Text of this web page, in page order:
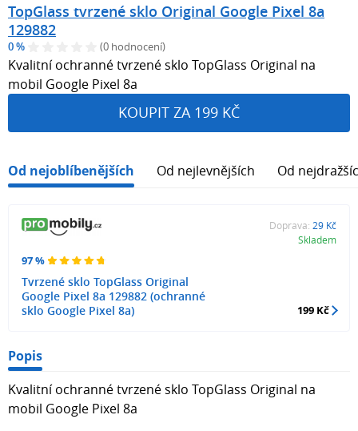
TopGlass tvrzené sklo Original Google Pixel 8a
129882
0 % (0 hodnocení)
Kvalitní ochranné tvrzené sklo TopGlass Original na
mobil Google Pixel 8a
KOUPIT ZA 199 KČ
Od nejoblíbenějších Od nejlevnějších Od
97 %
Tvrzené sklo TopGlass Original
Google Pixel 8a 129882 (ochranné
sklo Google Pixel 8a)
Doprava: 29 Kč
Skladem
199 Kč
Popis
Kvalitní ochranné tvrzené sklo TopGlass Original na
mobil Google Pixel 8a